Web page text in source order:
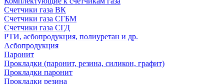
Счетчики газа ВК
Счетчики газа СГБМ
Счетчики газа СГД
РТИ, асбопродукция, полиуретан и др.
Асбопродукция
Паронит
Прокладки (паронит, резина, силикон, графит)
Прокладки паронит
Прокладки резина